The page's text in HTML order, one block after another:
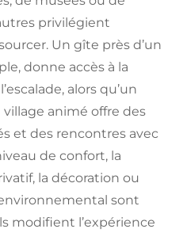
privilégient
Un gîte près d’un
donne accès à la
alors qu’un
animé offre des
et des rencontres avec
de confort, la
la décoration ou
sont
modifient l’expérience